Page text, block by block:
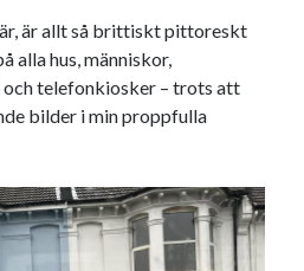
är allt så brittiskt pittoreskt
alla hus, människor,
telefonkiosker – trots att
bilder i min proppfulla